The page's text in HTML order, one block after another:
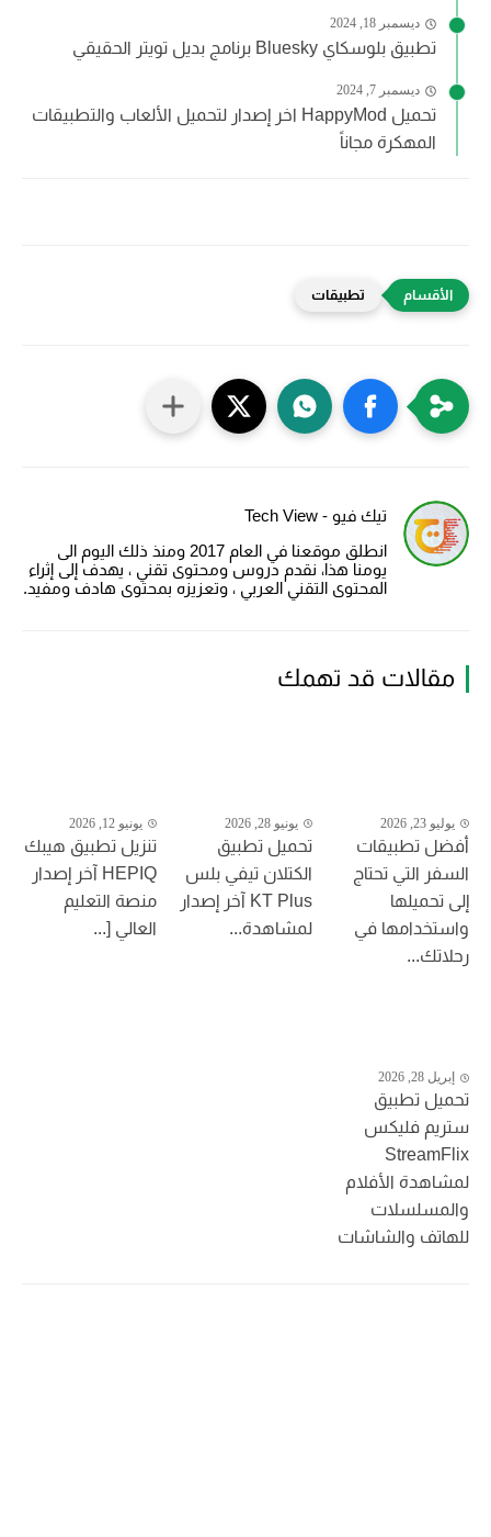
ديسمبر 18, 2024
تطبيق بلوسكاي Bluesky برنامج بديل تويتر الحقيقي
ديسمبر 7, 2024
تحميل HappyMod اخر إصدار لتحميل الألعاب والتطبيقات
المهكرة مجاناً
تطبيقات
تيك فيو - Tech View
انطلق موقعنا في العام 2017 ومنذ ذلك اليوم الى
يومنا هذا، نقدم دروس ومحتوى تقني ، يهدف إلى إثراء
المحتوى التقني العربي ، وتعزيزه بمحتوى هادف ومفيد.
مقالات قد تهمك
يوليو 23, 2026
أفضل تطبيقات
السفر التي تحتاج
إلى تحميلها
واستخدامها في
رحلاتك...
يونيو 28, 2026
تحميل تطبيق
الكتلان تيفي بلس
KT Plus آخر إصدار
لمشاهدة...
يونيو 12, 2026
تنزيل تطبيق هيبك
HEPIQ آخر إصدار
منصة التعليم
العالي [...
إبريل 28, 2026
تحميل تطبيق
ستريم فليكس
StreamFlix
لمشاهدة الأفلام
والمسلسلات
للهاتف والشاشات